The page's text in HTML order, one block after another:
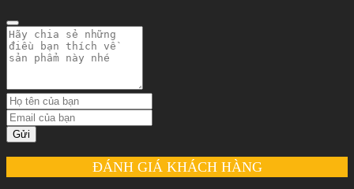
Gửi
ĐÁNH GIÁ KHÁCH HÀNG